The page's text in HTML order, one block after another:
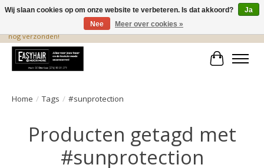
De beste produkten staan hier! Voor 15.00 uur besteld, wordt dezelfde dag
nog verzonden!
Home / Tags / #sunprotection
Producten getagd met
#sunprotection
Wij slaan cookies op om onze website te verbeteren. Is dat akkoord?
Ja
Nee
Meer over cookies »